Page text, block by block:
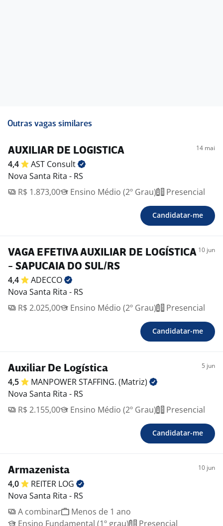
Outras vagas similares
AUXILIAR DE LOGISTICA 14 mai
4,4 AST Consult
Nova Santa Rita - RS
R$ 1.873,00
Ensino Médio (2º Grau) Presencial
Candidatar-me
VAGA EFETIVA AUXILIAR DE LOGÍSTICA
- SAPUCAIA DO SUL/RS
10 jun
4,4
ADECCO
Nova Santa Rita - RS
R$ 2.025,00
Ensino Médio (2º Grau) Presencial
Candidatar-me
Auxiliar De Logística 5 jun
4,5 MANPOWER STAFFING. (Matriz)
Nova Santa Rita - RS
R$ 2.155,00
Ensino Médio (2º Grau) Presencial
Candidatar-me
Armazenista 10 jun
4,0 REITER LOG
Nova Santa Rita - RS
A combinar
Menos de 1 ano
Ensino Fundamental (1º grau)
Presencial